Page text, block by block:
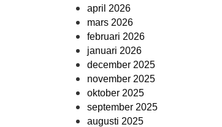
april 2026
mars 2026
februari 2026
januari 2026
december 2025
november 2025
oktober 2025
september 2025
augusti 2025